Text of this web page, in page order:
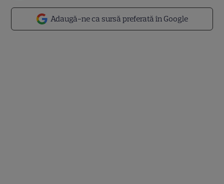
Adaugă-ne ca sursă preferată în Google